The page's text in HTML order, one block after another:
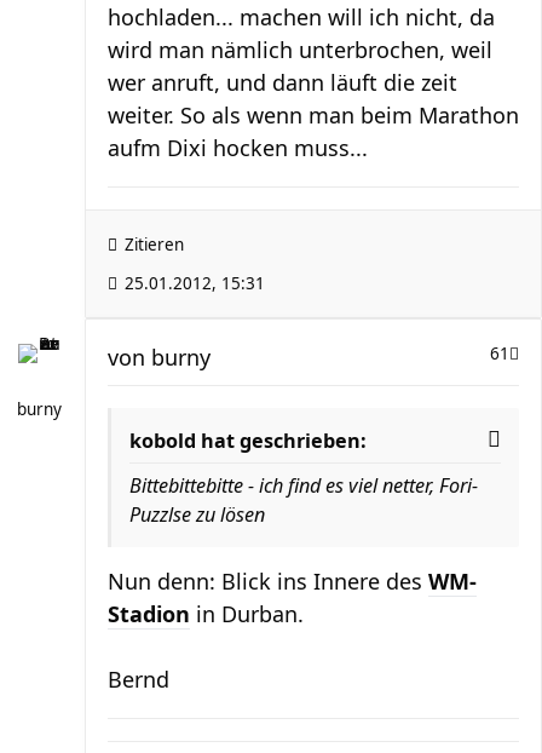
hochladen... machen will ich nicht, da
wird man nämlich unterbrochen, weil
wer anruft, und dann läuft die zeit
weiter. So als wenn man beim Marathon
aufm Dixi hocken muss...
Zitieren
25.01.2012, 15:31
burny
61
von burny
kobold hat geschrieben:
Bittebittebitte - ich find es viel netter, Fori-
Puzzlse zu lösen
Nun denn: Blick ins Innere des WM-
Stadion in Durban.
Bernd